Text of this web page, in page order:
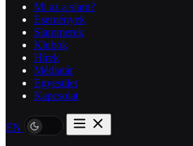
Mi az a slam?
Események
Slammerek
Klubok
Hírek
Médiatár
Egyesület
Kapcsolat
EN